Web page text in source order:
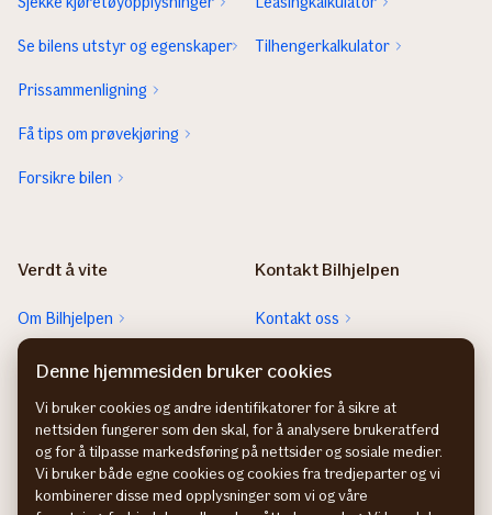
Se bilens utstyr og egenskaper
Prissammenligning
Få tips om prøvekjøring
Forsikre bilen
Tilhengerkalkulator
Verdt å vite
Om Bilhjelpen
Sjekk neste EU-kontroll
Sjekk heftelser
Hvem eier bilen?
Kontakt Bilhjelpen
Kontakt oss
Rett feil fra FINN-annonsen
Denne hjemmesiden bruker cookies
Vi bruker cookies og andre identifikatorer for å sikre at
nettsiden fungerer som den skal, for å analysere brukeratferd
og for å tilpasse markedsføring på nettsider og sosiale medier.
Vi bruker både egne cookies og cookies fra tredjeparter og vi
kombinerer disse med opplysninger som vi og våre